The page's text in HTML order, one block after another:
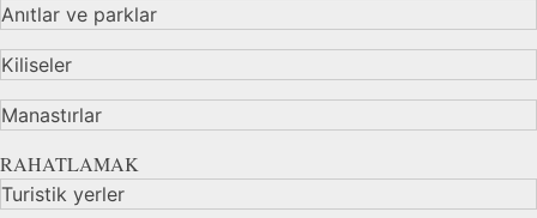
Anıtlar ve parklar
Kiliseler
Manastırlar
RAHATLAMAK
Turistik yerler